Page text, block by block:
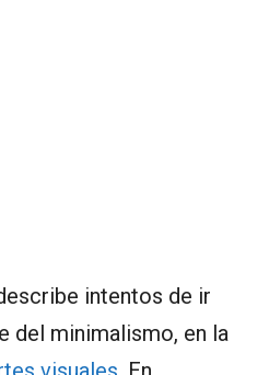
intentos de ir
del minimalismo, en la